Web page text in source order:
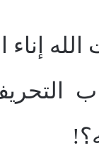
إناء